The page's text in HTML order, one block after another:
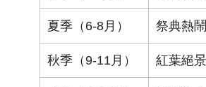
夏季（6-8月） 祭典熱
秋季（9-11月） 紅葉絕